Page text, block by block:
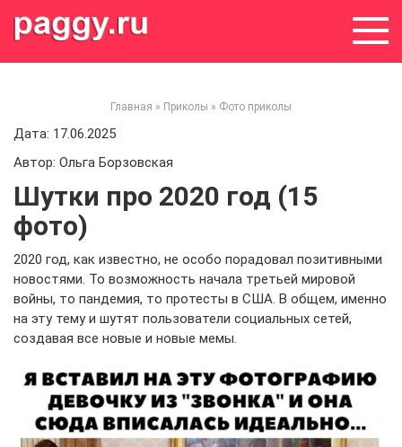
Главная » Приколы » Фото приколы
Дата: 17.06.2025
Автор: Ольга Борзовская
Шутки про 2020 год (15
фото)
2020 год, как известно, не особо порадовал позитивными
новостями. То возможность начала третьей мировой
войны, то пандемия, то протесты в США. В общем, именно
на эту тему и шутят пользователи социальных сетей,
создавая все новые и новые мемы.